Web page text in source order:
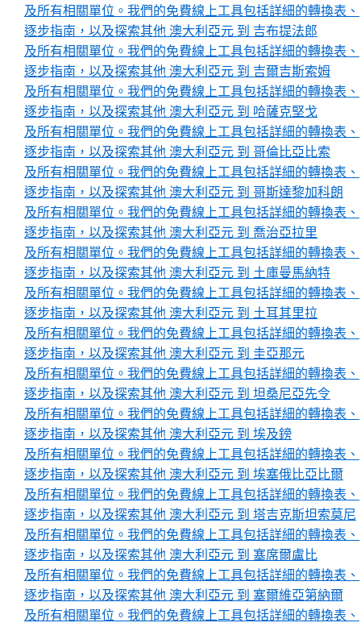
及所有相關單位。我們的免費線上工具包括詳細的轉換表、
逐步指南，以及探索其他 澳大利亞元 到 吉布提法郎
及所有相關單位。我們的免費線上工具包括詳細的轉換表、
逐步指南，以及探索其他 澳大利亞元 到 吉爾吉斯索姆
及所有相關單位。我們的免費線上工具包括詳細的轉換表、
逐步指南，以及探索其他 澳大利亞元 到 哈薩克堅戈
及所有相關單位。我們的免費線上工具包括詳細的轉換表、
逐步指南，以及探索其他 澳大利亞元 到 哥倫比亞比索
及所有相關單位。我們的免費線上工具包括詳細的轉換表、
逐步指南，以及探索其他 澳大利亞元 到 哥斯達黎加科朗
及所有相關單位。我們的免費線上工具包括詳細的轉換表、
逐步指南，以及探索其他 澳大利亞元 到 喬治亞拉里
及所有相關單位。我們的免費線上工具包括詳細的轉換表、
逐步指南，以及探索其他 澳大利亞元 到 土庫曼馬納特
及所有相關單位。我們的免費線上工具包括詳細的轉換表、
逐步指南，以及探索其他 澳大利亞元 到 土耳其里拉
及所有相關單位。我們的免費線上工具包括詳細的轉換表、
逐步指南，以及探索其他 澳大利亞元 到 圭亞那元
及所有相關單位。我們的免費線上工具包括詳細的轉換表、
逐步指南，以及探索其他 澳大利亞元 到 坦桑尼亞先令
及所有相關單位。我們的免費線上工具包括詳細的轉換表、
逐步指南，以及探索其他 澳大利亞元 到 埃及鎊
及所有相關單位。我們的免費線上工具包括詳細的轉換表、
逐步指南，以及探索其他 澳大利亞元 到 埃塞俄比亞比爾
及所有相關單位。我們的免費線上工具包括詳細的轉換表、
逐步指南，以及探索其他 澳大利亞元 到 塔吉克斯坦索莫尼
及所有相關單位。我們的免費線上工具包括詳細的轉換表、
逐步指南，以及探索其他 澳大利亞元 到 塞席爾盧比
及所有相關單位。我們的免費線上工具包括詳細的轉換表、
逐步指南，以及探索其他 澳大利亞元 到 塞爾維亞第納爾
及所有相關單位。我們的免費線上工具包括詳細的轉換表、